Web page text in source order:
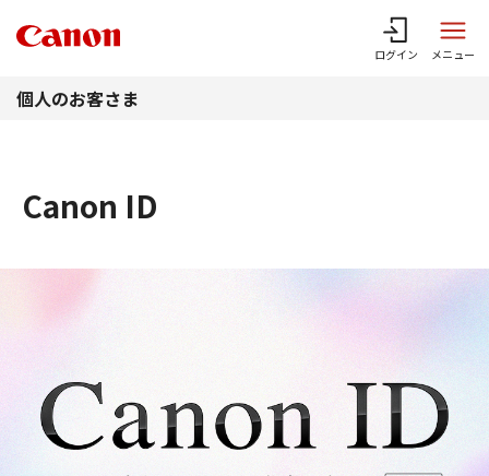
ログイン メニュー
個人のお客さま
Canon ID